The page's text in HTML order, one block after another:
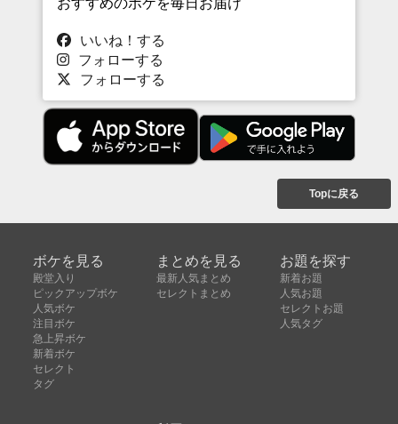
いいね！する
フォローする
フォローする
Topに戻る
ボケを見る
殿堂入り
ピックアップボケ
人気ボケ
注目ボケ
急上昇ボケ
新着ボケ
セレクト
タグ
まとめを見る
最新人気まとめ
セレクトまとめ
お題を探す
新着お題
人気お題
セレクトお題
人気タグ